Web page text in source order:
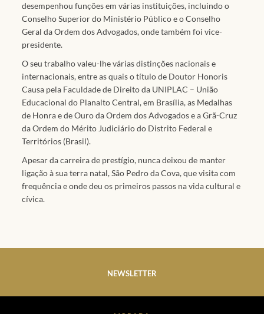
desempenhou funções em várias instituições, incluindo o
Conselho Superior do Ministério Público e o Conselho
Geral da Ordem dos Advogados, onde também foi vice-
presidente.
O seu trabalho valeu-lhe várias distinções nacionais e
internacionais, entre as quais o título de Doutor Honoris
Causa pela Faculdade de Direito da UNIPLAC – União
Educacional do Planalto Central, em Brasília, as Medalhas
de Honra e de Ouro da Ordem dos Advogados e a Grã-Cruz
da Ordem do Mérito Judiciário do Distrito Federal e
Territórios (Brasil).
Apesar da carreira de prestígio, nunca deixou de manter
ligação à sua terra natal, São Pedro da Cova, que visita com
frequência e onde deu os primeiros passos na vida cultural e
cívica.
NEWSLETTER